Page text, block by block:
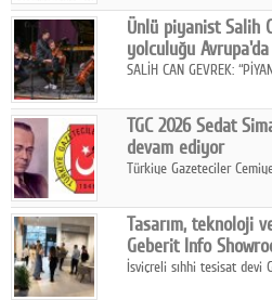
hedefiyle internet sitesini
Ünlü piyanist Salih
yolculuğu
SALİH CAN GEVREK:
ETKİ YARATIYOR"
TGC 2026 Sedat
devam ediyor
Türkiye Gazeteciler
Tasarım, teknoloji
Geberit Info
İsviçreli sıhhi tesisat devi